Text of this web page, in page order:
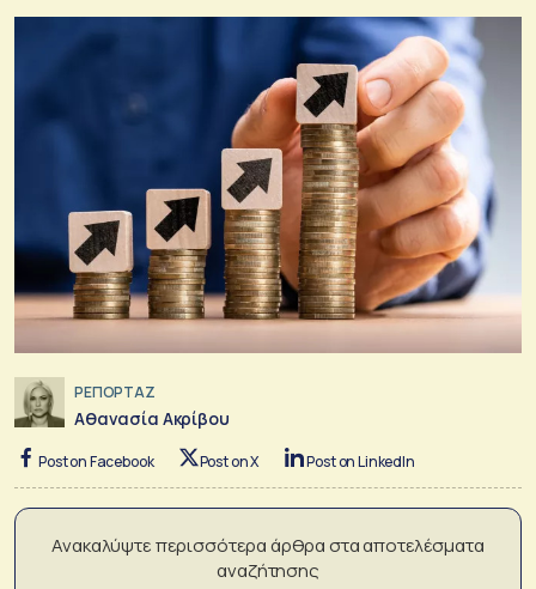
ΡΕΠΟΡΤΑΖ
Αθανασία Ακρίβου
Post on Facebook Post on X Post on LinkedIn
Ανακαλύψτε περισσότερα άρθρα στα αποτελέσματα
αναζήτησης